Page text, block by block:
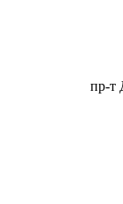
пр-т